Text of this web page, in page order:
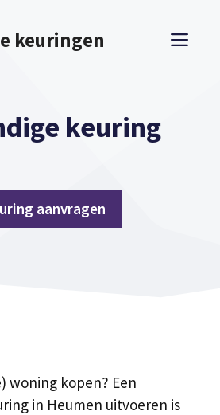
keuringen
keuring
aanvragen
woning kopen? Een
in Heumen uitvoeren is